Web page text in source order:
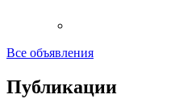
Все объявления
Публикации